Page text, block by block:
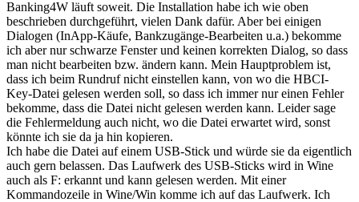
Banking4W läuft soweit. Die Installation habe ich wie oben
beschrieben durchgeführt, vielen Dank dafür. Aber bei einigen
Dialogen (InApp-Käufe, Bankzugänge-Bearbeiten u.a.) bekomme
ich aber nur schwarze Fenster und keinen korrekten Dialog, so dass
man nicht bearbeiten bzw. ändern kann. Mein Hauptproblem ist,
dass ich beim Rundruf nicht einstellen kann, von wo die HBCI-
Key-Datei gelesen werden soll, so dass ich immer nur einen Fehler
bekomme, dass die Datei nicht gelesen werden kann. Leider sage
die Fehlermeldung auch nicht, wo die Datei erwartet wird, sonst
könnte ich sie da ja hin kopieren.
Ich habe die Datei auf einem USB-Stick und würde sie da eigentlich
auch gern belassen. Das Laufwerk des USB-Sticks wird in Wine
auch als F: erkannt und kann gelesen werden. Mit einer
Kommandozeile in Wine/Win komme ich auf das Laufwerk. Ich